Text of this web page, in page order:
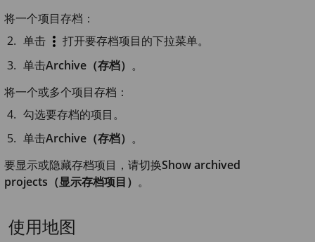
将一个项目存档：
单击
打开要存档项目的下拉菜单。
单击Archive（存档） 。
将一个或多个项目存档：
勾选要存档的项目。
单击Archive（存档） 。
要显示或隐藏存档项目，请切换Show archived
projects（显示存档项目） 。
使用地图